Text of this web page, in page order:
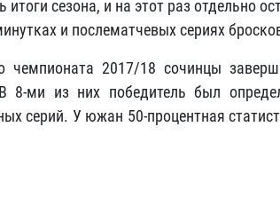
сезона, и на этот раз отдельно
и послематчевых сериях
чемпионата 2017/18 сочинцы
8-ми из них победитель был
серий. У южан 50-процентная